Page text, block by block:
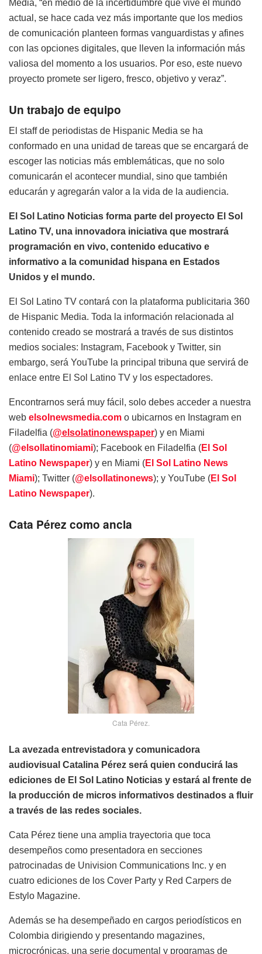
Media, “en medio de la incertidumbre que vive el mundo
actual, se hace cada vez más importante que los medios
de comunicación planteen formas vanguardistas y afines
con las opciones digitales, que lleven la información más
valiosa del momento a los usuarios. Por eso, este nuevo
proyecto promete ser ligero, fresco, objetivo y veraz”.
Un trabajo de equipo
El staff de periodistas de Hispanic Media se ha
conformado en una unidad de tareas que se encargará de
escoger las noticias más emblemáticas, que no solo
comunicarán el acontecer mundial, sino que también
educarán y agregarán valor a la vida de la audiencia.
El Sol Latino Noticias forma parte del proyecto El Sol
Latino TV, una innovadora iniciativa que mostrará
programación en vivo, contenido educativo e
informativo a la comunidad hispana en Estados
Unidos y el mundo.
El Sol Latino TV contará con la plataforma publicitaria 360
de Hispanic Media. Toda la información relacionada al
contenido creado se mostrará a través de sus distintos
medios sociales: Instagram, Facebook y Twitter, sin
embargo, será YouTube la principal tribuna que servirá de
enlace entre El Sol Latino TV y los espectadores.
Encontrarnos será muy fácil, solo debes acceder a nuestra
web elsolnewsmedia.com o ubicarnos en Instagram en
Filadelfia (@elsolatinonewspaper) y en Miami
(@elsollatinomiami); Facebook en Filadelfia (El Sol
Latino Newspaper) y en Miami (El Sol Latino News
Miami); Twitter (@elsollatinonews); y YouTube (El Sol
Latino Newspaper).
Cata Pérez como ancla
Cata Pérez.
La avezada entrevistadora y comunicadora
audiovisual Catalina Pérez será quien conducirá las
ediciones de El Sol Latino Noticias y estará al frente de
la producción de micros informativos destinados a fluir
a través de las redes sociales.
Cata Pérez tiene una amplia trayectoria que toca
desempeños como presentadora en secciones
patrocinadas de Univision Communications Inc. y en
cuatro ediciones de los Cover Party y Red Carpers de
Estylo Magazine.
Además se ha desempeñado en cargos periodísticos en
Colombia dirigiendo y presentando magazines,
microcrónicas, una serie documental y programas de